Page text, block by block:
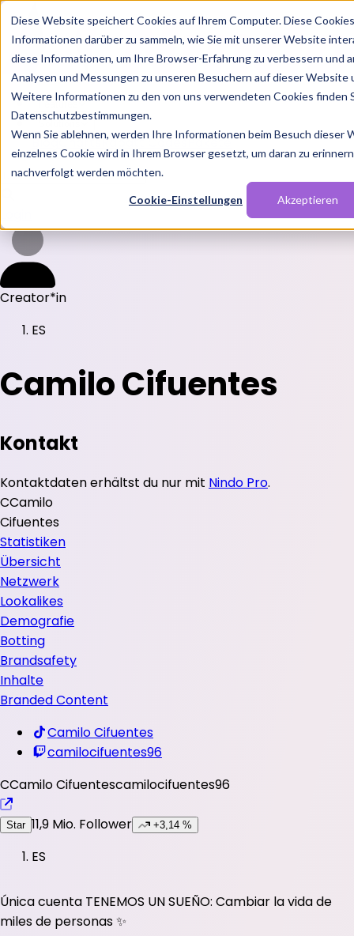
Diese Website speichert Cookies auf Ihrem Computer. Diese
Informationen darüber zu sammeln, wie Sie mit unserer Website
diese Informationen, um Ihre Browser-Erfahrung zu verbessern und
Analysen und Messungen zu unseren Besuchern auf dieser Website
Weitere Informationen zu den von uns verwendeten Cookies finden
Datenschutzbestimmungen.
Wenn Sie ablehnen, werden Ihre Informationen beim Besuch dieser
einzelnes Cookie wird in Ihrem Browser gesetzt, um daran zu
nachverfolgt werden möchten.
Cookie-Einstellungen Akzeptieren
Features
Solutions
BlogChartsRabatt CodesPakete
Creator*in
ES
Camilo Cifuentes
Kontakt
Kontaktdaten erhältst du nur mit Nindo Pro.
CCamilo
Cifuentes
Statistiken
Übersicht
Netzwerk
Lookalikes
Demografie
Botting
Brandsafety
Inhalte
Branded Content
Camilo Cifuentes
camilocifuentes96
CCamilo Cifuentescamilocifuentes96
Star 11,9 Mio. Follower +3,14 %
ES
Única cuenta TENEMOS UN SUEÑO: Cambiar la vida de
miles de personas ✨️